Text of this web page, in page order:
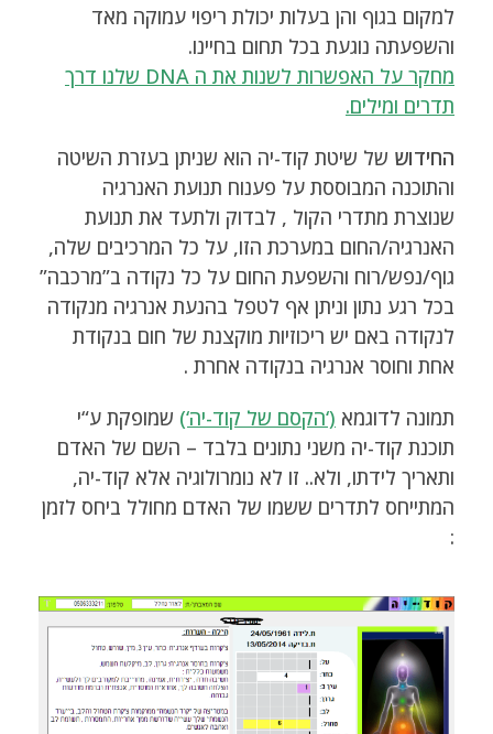
למקום בגוף והן בעלות יכולת ריפוי עמוקה מאד
והשפעתה נוגעת בכל תחום בחיינו.
מחקר על האפשרות לשנות את ה DNA שלנו דרך
תדרים ומילים.
החידוש של שיטת קוד-יה הוא שניתן בעזרת השיטה
והתוכנה המבוססת על פענוח תנועת האנרגיה
שנוצרת מתדרי הקול , לבדוק ולתעד את תנועת
האנרגיה/החום במערכת הזו, על כל המרכיבים שלה,
גוף/נפש/רוח והשפעת החום על כל נקודה ב”מרכבה”
בכל רגע נתון וניתן אף לטפל בהנעת אנרגיה מנקודה
לנקודה באם יש ריכוזיות מוקצנת של חום בנקודת
אחת וחוסר אנרגיה בנקודה אחרת .
תמונה לדוגמא (‘הקסם של קוד-יה‘) שמופקת ע“י
תוכנת קוד-יה משני נתונים בלבד – השם של האדם
ותאריך לידתו, ולא.. זו לא נומרולוגיה אלא קוד-יה,
המתייחס לתדרים ששמו של האדם מחולל ביחס לזמן
: